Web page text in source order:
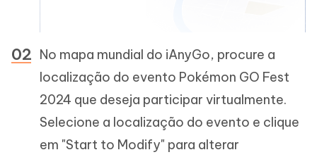
No mapa mundial do iAnyGo, procure a
localização do evento Pokémon GO Fest
2024 que deseja participar virtualmente.
Selecione a localização do evento e clique
em "Start to Modify" para alterar